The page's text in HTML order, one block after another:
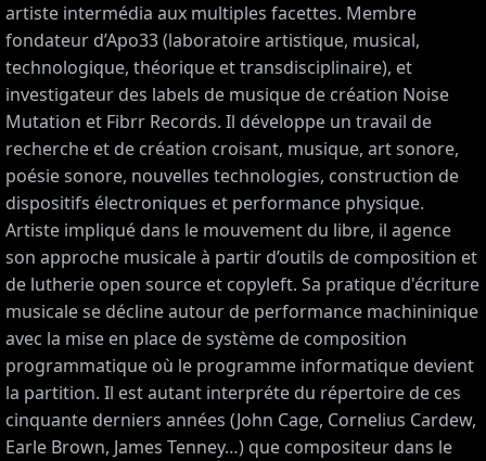
artiste intermédia aux multiples facettes. Membre
fondateur d’Apo33 (laboratoire artistique, musical,
technologique, théorique et transdisciplinaire), et
investigateur des labels de musique de création Noise
Mutation et Fibrr Records. Il développe un travail de
recherche et de création croisant, musique, art sonore,
poésie sonore, nouvelles technologies, construction de
dispositifs électroniques et performance physique.
Artiste impliqué dans le mouvement du libre, il agence
son approche musicale à partir d’outils de composition et
de lutherie open source et copyleft. Sa pratique d'écriture
musicale se décline autour de performance machininique
avec la mise en place de système de composition
programmatique où le programme informatique devient
la partition. Il est autant interpréte du répertoire de ces
cinquante derniers années (John Cage, Cornelius Cardew,
Earle Brown, James Tenney…) que compositeur dans le